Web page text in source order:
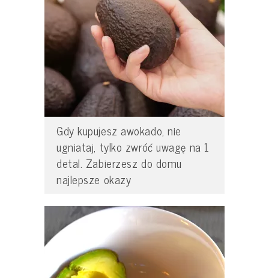
Gdy kupujesz awokado, nie
ugniataj, tylko zwróć uwagę na 1
detal. Zabierzesz do domu
najlepsze okazy